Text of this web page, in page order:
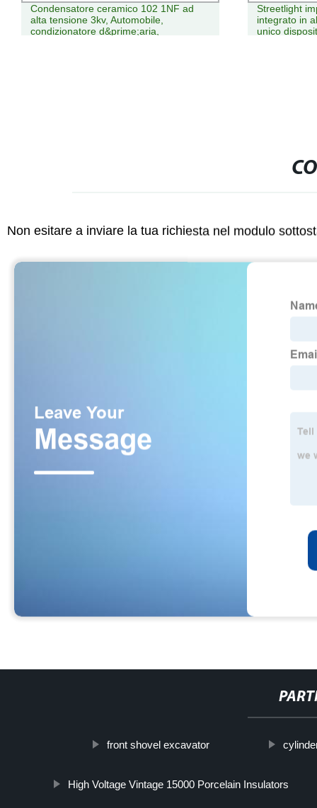
Streetlight impermeabile IP65 24V50ah
integrato in alluminio per esterni in un
unico dispositivo Luce solare a LED per
Cilindro di
4,7f
Non esitare a inviare la tua richiesta nel modulo
front shovel excavator
High Voltage Vintage 15000 Porcelain Insulators